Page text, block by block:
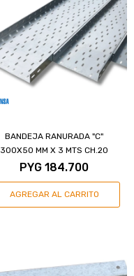
BANDEJA RANURADA "C"
300X50 MM X 3 MTS CH.20
PYG 184.700